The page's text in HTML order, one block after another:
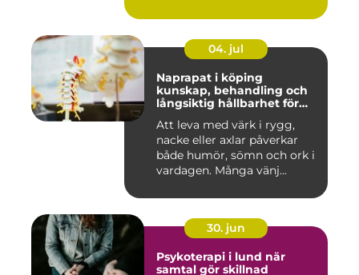
04. jul
Naprapat i köping
kunskap, behandling och
långsiktig hållbarhet för
Att leva med värk i rygg,
nacke eller axlar påverkar
både humör, sömn och ork i
vardagen. Många vänj...
30. jun
Psykoterapi i lund när
samtal gör skillnad